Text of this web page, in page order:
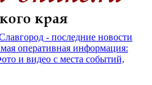
- последние новости
оперативная информация:
и видео с места событий,